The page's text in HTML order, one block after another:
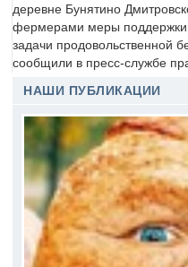
деревне Бунятино
фермерами меры поддержки,
задачи продовольственной
сообщили в пресс-службе
НАШИ ПУБЛИКАЦИИ